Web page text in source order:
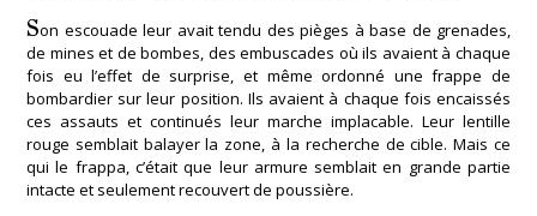
Son escouade leur avait tendu des pièges à base de grenades,
de mines et de bombes, des embuscades où ils avaient à chaque
fois eu l’effet de surprise, et même ordonné une frappe de
bombardier sur leur position. Ils avaient à chaque fois encaissés
ces assauts et continués leur marche implacable. Leur lentille
rouge semblait balayer la zone, à la recherche de cible. Mais ce
qui le frappa, c’était que leur armure semblait en grande partie
intacte et seulement recouvert de poussière.